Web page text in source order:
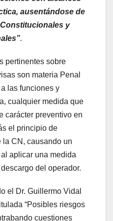
ausentándose de
y
.
pertinentes sobre
son materia Penal
las funciones y
cualquier medida que
carácter preventivo en
el principio de
la CN, causando un
aplicar una medida
del operador.
el Dr. Guillermo Vidal
“Posibles riesgos
cuestiones